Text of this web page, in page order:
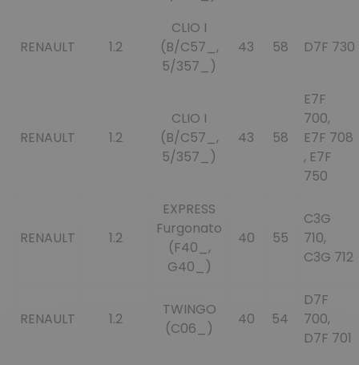
RENAULT 1.2
CLIO I
(B/C57_,
5/357_)
43 58 D7F 730
RENAULT 1.2
CLIO I
(B/C57_,
5/357_)
43 58
E7F
700,
E7F 708
, E7F
750
RENAULT 1.2
EXPRESS
Furgonato
(F40_,
G40_)
40 55
C3G
710,
C3G 712
RENAULT 1.2
TWINGO
(C06_)
40 54
D7F
700,
D7F 701